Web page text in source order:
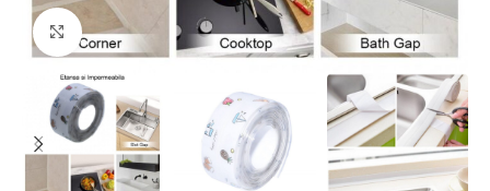
Mărește imaginea